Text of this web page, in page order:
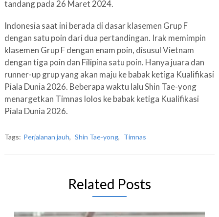
tandang pada 26 Maret 2024.
Indonesia saat ini berada di dasar klasemen Grup F
dengan satu poin dari dua pertandingan. Irak memimpin
klasemen Grup F dengan enam poin, disusul Vietnam
dengan tiga poin dan Filipina satu poin. Hanya juara dan
runner-up grup yang akan maju ke babak ketiga Kualifikasi
Piala Dunia 2026. Beberapa waktu lalu Shin Tae-yong
menargetkan Timnas lolos ke babak ketiga Kualifikasi
Piala Dunia 2026.
Tags: Perjalanan jauh, Shin Tae-yong, Timnas
Related Posts